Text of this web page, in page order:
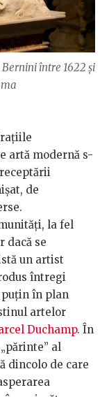
între 1622 și
artă modernă s-
de
la fel
dacă se
un artist
întregi
în plan
artelor
Duchamp. În
al
dincolo de care